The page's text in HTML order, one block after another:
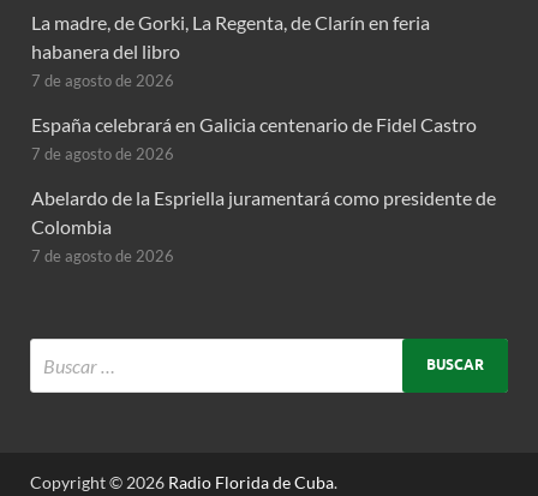
La madre, de Gorki, La Regenta, de Clarín en feria
habanera del libro
7 de agosto de 2026
España celebrará en Galicia centenario de Fidel Castro
7 de agosto de 2026
Abelardo de la Espriella juramentará como presidente de
Colombia
7 de agosto de 2026
Copyright © 2026 Radio Florida de Cuba.